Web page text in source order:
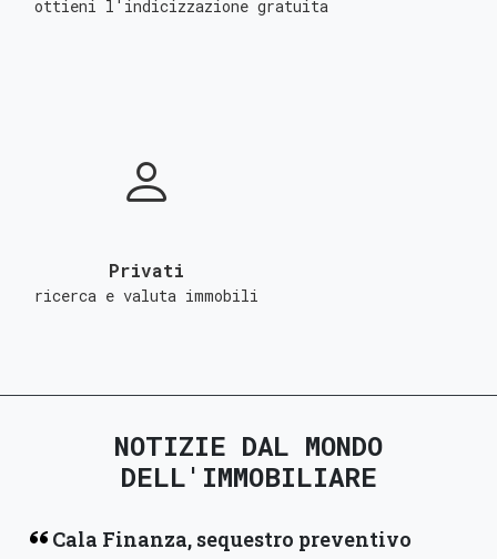
ottieni l'indicizzazione gratuita
Privati
ricerca e valuta immobili
NOTIZIE DAL MONDO
DELL'IMMOBILIARE
Cala Finanza, sequestro preventivo